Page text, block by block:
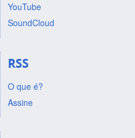
YouTube
SoundCloud
RSS
O que é?
Assine